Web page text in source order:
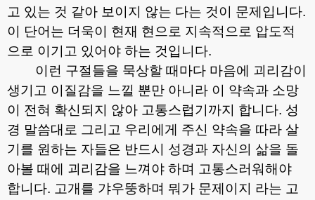
고 있는 것 같아 보이지 않는 다는 것이 문제입니다.
이 단어는 더욱이 현재 현으로 지속적으로 압도적
으로 이기고 있어야 하는 것입니다.
이런 구절들을 묵상할 때마다 마음에 괴리감이
생기고 이질감을 느낄 뿐만 아니라 이 약속과 소망
이 전혀 확신되지 않아 고통스럽기까지 합니다. 성
경 말씀대로 그리고 우리에게 주신 약속을 따라 살
기를 원하는 자들은 반드시 성경과 자신의 삶을 돌
아볼 때에 괴리감을 느껴야 하며 고통스러워해야
합니다. 고개를 갸우뚱하며 뭐가 문제이지 라는 고